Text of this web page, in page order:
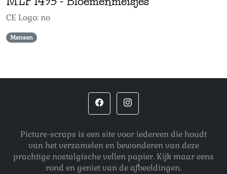
CE Logo: no
Mensen
Picture-scraps is een site voor iedereen die houdt
van het verzamelen en bewonderen van deze
prachtige nostalgische vellen papier. Kijk maar eens
rond en geniet van de afbeeldingen.